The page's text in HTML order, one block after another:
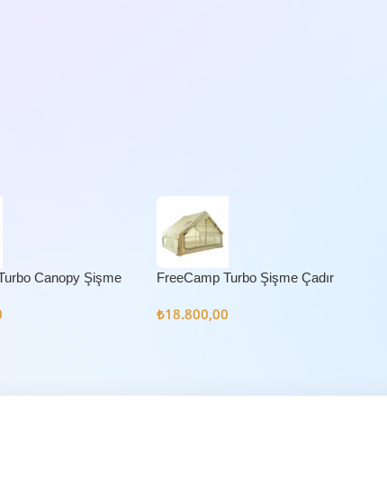
Canopy Şişme
FreeCamp Turbo Şişme Çadır
₺18.800,00